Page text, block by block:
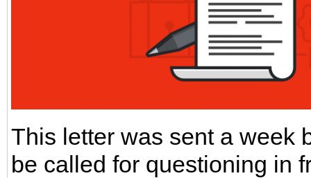
This letter was sent a week
be called for questioning in